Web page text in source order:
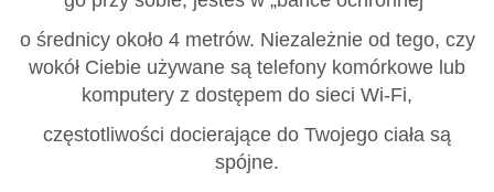
o średnicy około 4 metrów. Niezależnie od tego, czy
wokół Ciebie używane są telefony komórkowe lub
komputery z dostępem do sieci Wi-Fi,
częstotliwości docierające do Twojego ciała są
spójne.